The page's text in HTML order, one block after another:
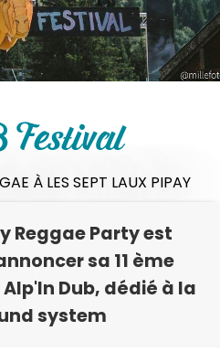
À LES SEPT LAUX PIPAY
Reggae Party est
sa 11 ème
Dub, dédié à la
system